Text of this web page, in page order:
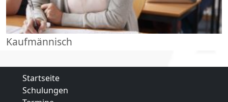
Kaufmännisch
Startseite
Schulungen